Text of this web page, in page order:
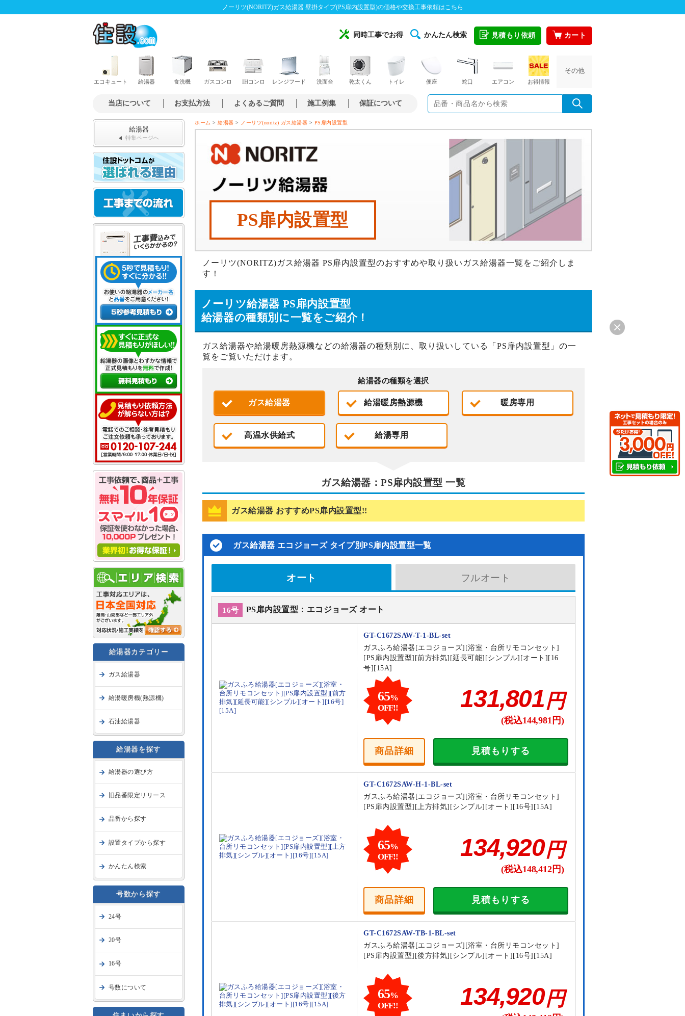
ノーリツ(NORITZ)ガス給湯器 壁掛タイプ(PS扉内設置型)の価格や交換工事依頼はこちら
同時工事でお得 かんたん検索 見積もり依頼 カート
エコキュート 給湯器 食洗機 ガスコンロ IHコンロ レンジフード 洗面台 乾太くん トイレ 便座 蛇口 エアコン お得情報
その他
当店について お支払方法 よくあるご質問 施工例集 保証について
給湯器
特集ページへ
給湯器カテゴリー
ガス給湯器
給湯暖房機(熱源機)
石油給湯器
給湯器を探す
給湯器の選び方
旧品番限定リリース
品番から探す
設置タイプから探す
かんたん検索
号数から探す
24号
20号
16号
号数について
ホーム > 給湯器 > ノーリツ(noritz) ガス給湯器 > PS扉内設置型
PS扉内設置型
ノーリツ(NORITZ)ガス給湯器 PS扉内設置型のおすすめや取り扱いガス給湯器一覧をご紹介しま
す！
ノーリツ給湯器 PS扉内設置型
給湯器の種類別に一覧をご紹介！
ガス給湯器や給湯暖房熱源機などの給湯器の種類別に、取り扱いしている「PS扉内設置型」の一
覧をご覧いただけます。
給湯器の種類を選択
ガス給湯器 給湯暖房熱源機 暖房専用
高温水供給式 給湯専用
ガス給湯器：PS扉内設置型 一覧
ガス給湯器 おすすめPS扉内設置型!!
ガス給湯器 エコジョーズ タイプ別PS扉内設置型一覧
オート フルオート
16号 PS扉内設置型：エコジョーズ オート
GT-C1672SAW-T-1-BL-set
ガスふろ給湯器[エコジョーズ][浴室・台所リモコンセット]
[PS扉内設置型][前方排気][延長可能][シンプル][オート][16
号][15A]
65%
OFF!!
131,801円
(税込144,981円)
商品詳細 見積もりする
GT-C1672SAW-H-1-BL-set
ガスふろ給湯器[エコジョーズ][浴室・台所リモコンセット]
[PS扉内設置型][上方排気][シンプル][オート][16号][15A]
65%
OFF!!
134,920円
(税込148,412円)
商品詳細 見積もりする
GT-C1672SAW-TB-1-BL-set
ガスふろ給湯器[エコジョーズ][浴室・台所リモコンセット]
[PS扉内設置型][後方排気][シンプル][オート][16号][15A]
65%
OFF!!
134,920円